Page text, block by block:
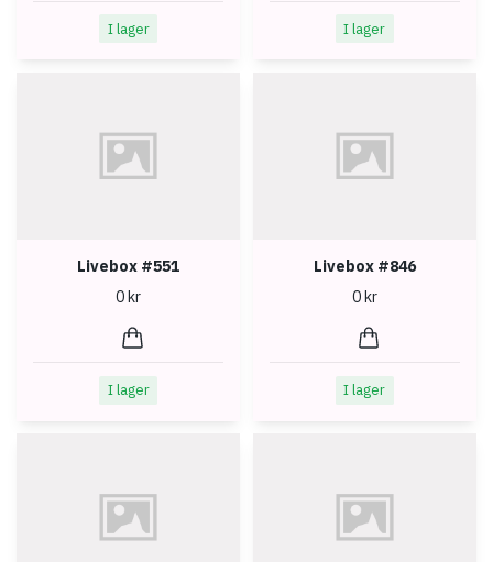
I lager I lager
Livebox #551
0 kr
I lager
Livebox #846
0 kr
I lager